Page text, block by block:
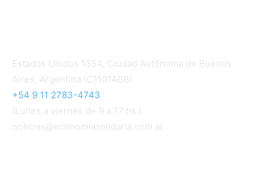
Estados Unidos 1354, Ciudad Autónoma de Buenos
Aires, Argentina (C1101ABB)
+54 9 11 2783-4743
(Lunes a viernes de 9 a 17 hs.)
noticias@economiasolidaria.com.ar